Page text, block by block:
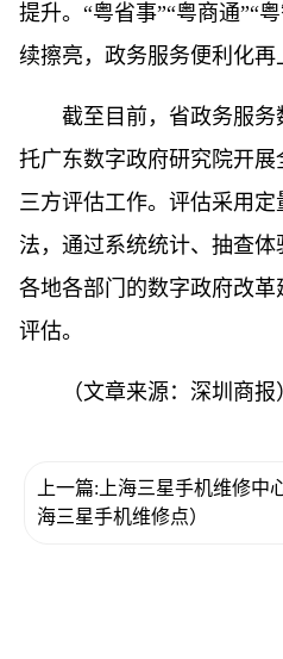
提升。“粤省事”“粤商通”“
续擦亮，政务服务便利化再
截至目前，省政务服
托广东数字政府研究院开
三方评估工作。评估采用
法，通过系统统计、抽查
各地各部门的数字政府改
评估。
（文章来源：深圳商报
上一篇:上海三星手机维修中
海三星手机维修点）